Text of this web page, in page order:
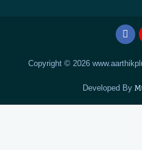
Copyright © 2026
Developed By